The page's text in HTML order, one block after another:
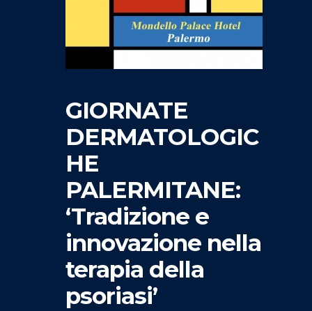
GIORNATE
DERMATOLOGIC
HE
PALERMITANE:
‘Tradizione e
innovazione nella
terapia della
psoriasi’